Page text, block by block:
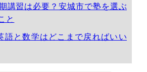
講習は必要？安城市で塾を選ぶ
と
語と数学はどこまで戻ればいい